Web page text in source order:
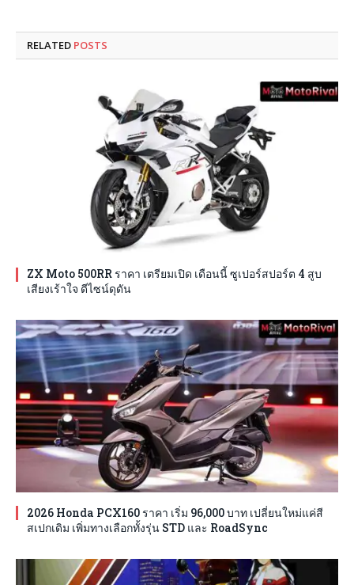
RELATED POSTS
ZX Moto 500RR ราคา เตรียมเปิด เดือนนี้ ซูเปอร์สปอร์ต 4 สูบ
เสียงเร้าใจ ดีไซน์ดุดัน
2026 Honda PCX160 ราคา เริ่ม 96,000 บาท เปลี่ยนใหม่แค่สี
สเปกเดิม เพิ่มทางเลือกทั้งรุ่น STD และ RoadSync